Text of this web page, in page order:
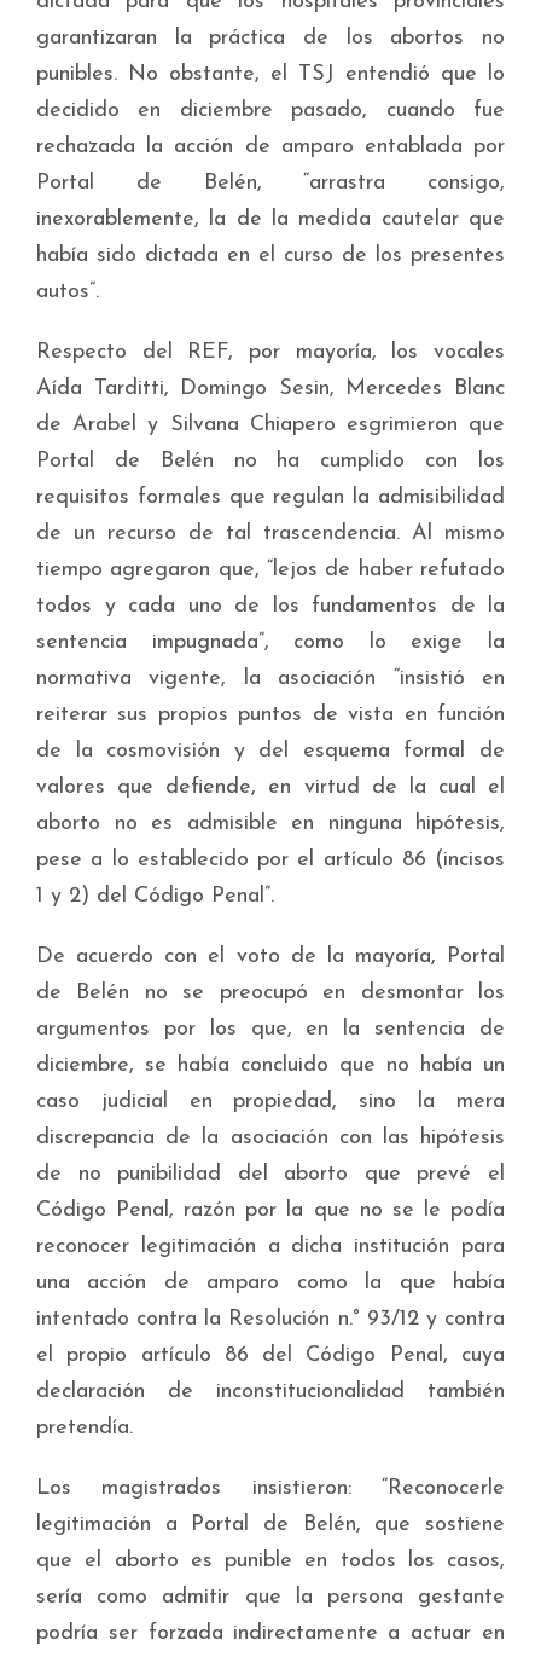
garantizaran la práctica de los abortos no
punibles. No obstante, el TSJ entendió que lo
decidido en diciembre pasado, cuando fue
rechazada la acción de amparo entablada por
Portal de Belén, “arrastra consigo,
inexorablemente, la de la medida cautelar que
había sido dictada en el curso de los presentes
autos”.
Respecto del REF, por mayoría, los vocales
Aída Tarditti, Domingo Sesin, Mercedes Blanc
de Arabel y Silvana Chiapero esgrimieron que
Portal de Belén no ha cumplido con los
requisitos formales que regulan la admisibilidad
de un recurso de tal trascendencia. Al mismo
tiempo agregaron que, “lejos de haber refutado
todos y cada uno de los fundamentos de la
sentencia impugnada”, como lo exige la
normativa vigente, la asociación “insistió en
reiterar sus propios puntos de vista en función
de la cosmovisión y del esquema formal de
valores que defiende, en virtud de la cual el
aborto no es admisible en ninguna hipótesis,
pese a lo establecido por el artículo 86 (incisos
1 y 2) del Código Penal”.
De acuerdo con el voto de la mayoría, Portal
de Belén no se preocupó en desmontar los
argumentos por los que, en la sentencia de
diciembre, se había concluido que no había un
caso judicial en propiedad, sino la mera
discrepancia de la asociación con las hipótesis
de no punibilidad del aborto que prevé el
Código Penal, razón por la que no se le podía
reconocer legitimación a dicha institución para
una acción de amparo como la que había
intentado contra la Resolución n.° 93/12 y contra
el propio artículo 86 del Código Penal, cuya
declaración de inconstitucionalidad también
pretendía.
Los magistrados insistieron: “Reconocerle
legitimación a Portal de Belén, que sostiene
que el aborto es punible en todos los casos,
sería como admitir que la persona gestante
podría ser forzada indirectamente a actuar en